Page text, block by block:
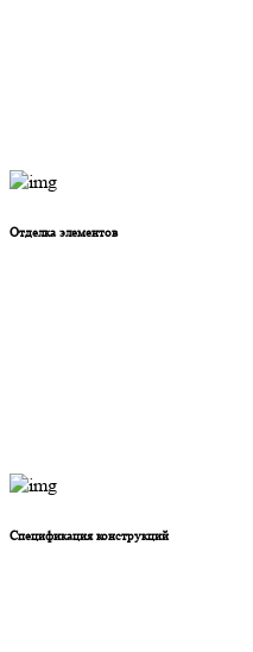
Отделка элементов
Спецификация конструкций